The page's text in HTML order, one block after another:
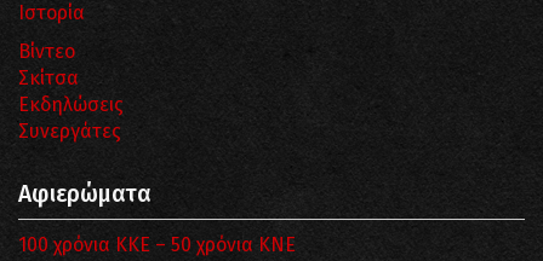
Ιστορία
Βίντεο
Σκίτσα
Εκδηλώσεις
Συνεργάτες
Αφιερώματα
100 χρόνια ΚΚΕ – 50 χρόνια ΚΝΕ